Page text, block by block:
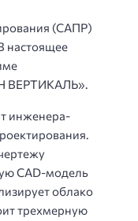
(САПР)
настоящее
ВЕРТИКАЛЬ».
инженера-
CAD-модель
облако
трехмерную